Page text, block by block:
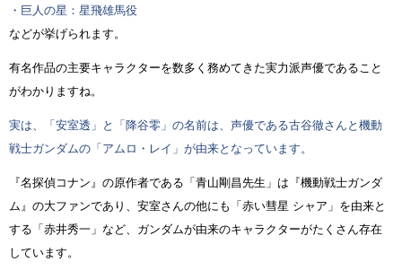
・巨人の星：星飛雄馬役
などが挙げられます。
有名作品の主要キャラクターを数多く務めてきた実力派声優であること
がわかりますね。
実は、「安室透」と「降谷零」の名前は、声優である古谷徹さんと機動
戦士ガンダムの「アムロ・レイ」が由来となっています。
『名探偵コナン』の原作者である「青山剛昌先生」は『機動戦士ガンダ
ム』の大ファンであり、安室さんの他にも「赤い彗星 シャア」を由来と
する「赤井秀一」など、ガンダムが由来のキャラクターがたくさん存在
しています。